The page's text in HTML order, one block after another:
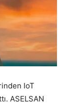
IoT
ASELSAN